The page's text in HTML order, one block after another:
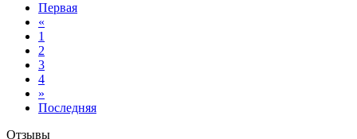
Первая
«
1
2
3
4
»
Последняя
Отзывы